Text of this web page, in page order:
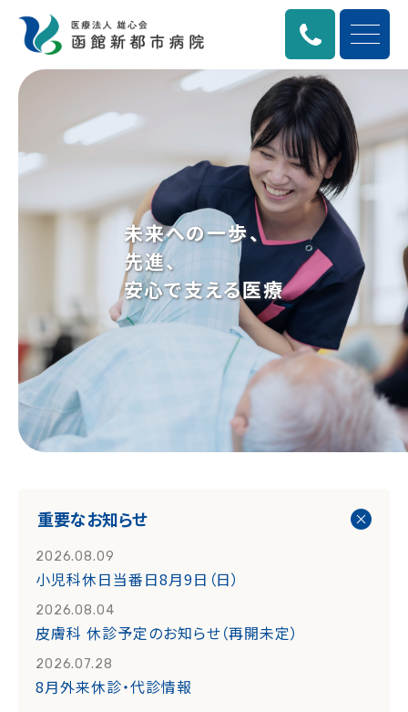
未来への一歩、
先進、
安心で支える医療
重要なお知らせ
2026.08.09
小児科休日当番日8月9日（日）
2026.08.04
皮膚科 休診予定のお知らせ（再開未定）
2026.07.28
8月外来休診・代診情報